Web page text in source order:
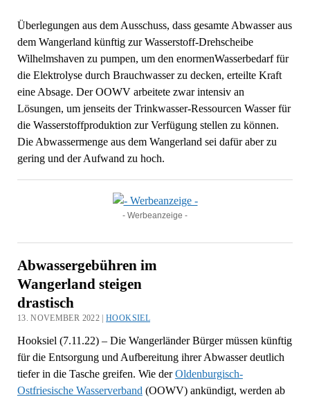
Überlegungen aus dem Ausschuss, dass gesamte Abwasser aus
dem Wangerland künftig zur Wasserstoff-Drehscheibe
Wilhelmshaven zu pumpen, um den enormenWasserbedarf für
die Elektrolyse durch Brauchwasser zu decken, erteilte Kraft
eine Absage. Der OOWV arbeitete zwar intensiv an
Lösungen, um jenseits der Trinkwasser-Ressourcen Wasser für
die Wasserstoffproduktion zur Verfügung stellen zu können.
Die Abwassermenge aus dem Wangerland sei dafür aber zu
gering und der Aufwand zu hoch.
- Werbeanzeige -
Abwassergebühren im
Wangerland steigen
drastisch
13. NOVEMBER 2022 |HOOKSIEL
Hooksiel (7.11.22) – Die Wangerländer Bürger müssen künftig
für die Entsorgung und Aufbereitung ihrer Abwasser deutlich
tiefer in die Tasche greifen. Wie derOldenburgisch-
Ostfriesische Wasserverband (OOWV) ankündigt, werden ab